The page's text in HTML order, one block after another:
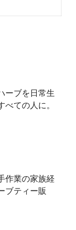
ーブを日常生
ての人に。
作業の家族経
ブティー販